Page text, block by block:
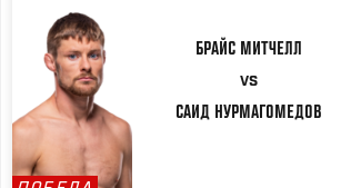
БРАЙС МИТЧЕЛЛ
VS
САИД НУРМАГОМЕДОВ